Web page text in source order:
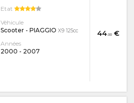
44.00 €
Etat
Véhicule
Scooter - PIAGGIO X9 125cc
Années
2000 - 2007